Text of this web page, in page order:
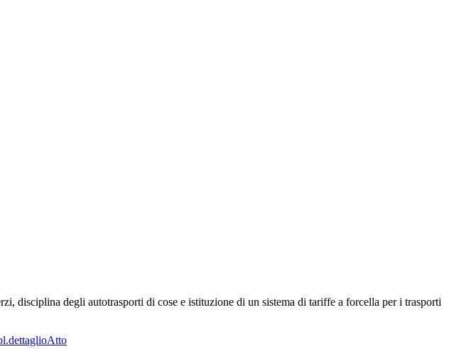
disciplina degli autotrasporti di cose e istituzione di un sistema di tariffe a forcella per i trasporti